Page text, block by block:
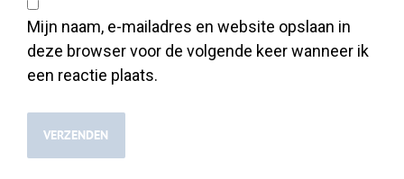
Mijn naam, e-mailadres en website opslaan in
deze browser voor de volgende keer wanneer ik
een reactie plaats.